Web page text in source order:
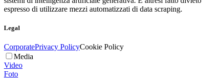
espresso di utilizzare mezzi automatizzati di data scraping.
Legal
CorporatePrivacy PolicyCookie Policy
Media
Video
Foto